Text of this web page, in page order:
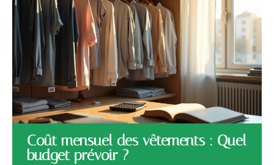
Coût mensuel des vêtements : Quel
budget prévoir ?